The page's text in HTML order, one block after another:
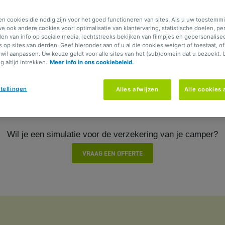
carbij AG en geniet van
Motorhome+ met bijkomende troeven.
Top Omnium die vóór 30/06/2026 onderschreven
Wil je een simulatie voor de verzekering v​an je camper?
​​​VRAAG EEN OFFERTE
cookies die nodig zijn voor het goed functioneren van sites. Als u uw
ook andere cookies voor: optimalisatie van klantervaring, statistische doelen,
van info op sociale media, rechtstreeks bekijken van filmpjes en
op sites van derden. Geef hieronder aan of u al die cookies weigert of toestaat,
aanpassen. Uw keuze geldt voor alle sites van het (sub)domein dat u bezoekt.
altijd intrekken. Meer info in ons cookiebeleid.
Alles afwijzen Alle cookies